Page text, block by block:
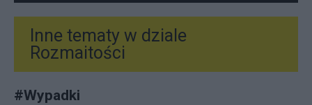
Inne tematy w dziale
Rozmaitości
#Wypadki